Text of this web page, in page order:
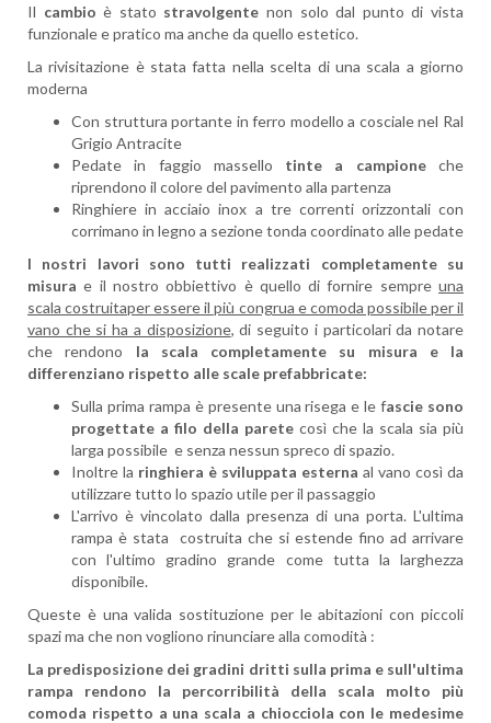
Il cambio è stato stravolgente non solo dal punto di vista
funzionale e pratico ma anche da quello estetico.
La rivisitazione è stata fatta nella scelta di una scala a giorno
moderna
Con struttura portante in ferro modello a cosciale nel Ral
Grigio Antracite
Pedate in faggio massello tinte a campioneche
riprendono il colore del pavimento alla partenza
Ringhiere in acciaio inox a tre correnti orizzontali con
corrimano in legno a sezione tonda coordinato alle pedate
I nostri lavori sono tutti realizzati completamente su
misura e il nostro obbiettivo è quello di fornire sempre una
scala costruitaper essere il più congrua e comoda possibile per il
vano che si ha a disposizione, di seguito i particolari da notare
che rendono la scala completamente su misura e la
differenziano rispetto alle scale prefabbricate:
Sulla prima rampa è presente una risega e le fascie sono
progettate a filo della parete così che la scala sia più
larga possibile e senza nessun spreco di spazio.
Inoltre la ringhiera è sviluppata esterna al vano così da
utilizzare tutto lo spazio utile per il passaggio
L'arrivo è vincolato dalla presenza di una porta. L'ultima
rampa è stata costruita che si estende fino ad arrivare
con l'ultimo gradino grande come tutta la larghezza
disponibile.
Queste è una valida sostituzione per le abitazioni con piccoli
spazi ma che non vogliono rinunciare alla comodità :
La predisposizione dei gradini dritti sulla prima e sull'ultima
rampa rendono la percorribilità della scala molto più
comoda rispetto a una scala a chiocciola con le medesime